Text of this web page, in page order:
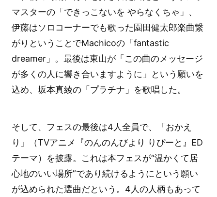
マスターの「できっこないを やらなくちゃ」、
伊藤はソロコーナーでも歌った園田健太郎楽曲繋
がりということでMachicoの「fantastic
dreamer」。最後は東山が「この曲のメッセージ
が多くの人に響き合いますように」という願いを
込め、坂本真綾の「プラチナ」を歌唱した。
そして、フェスの最後は4人全員で、「おかえ
り」（TVアニメ『のんのんびより りぴーと』ED
テーマ）を披露。これは本フェスが“温かくて居
心地のいい場所”であり続けるようにという願い
が込められた選曲だという。4人の人柄もあって